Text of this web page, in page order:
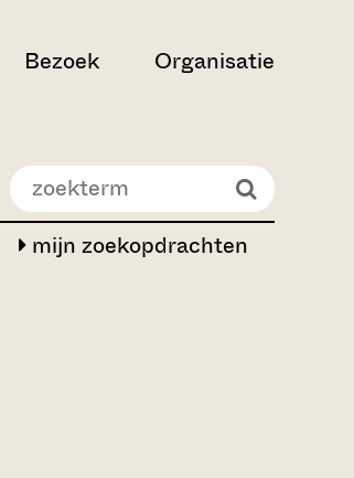
Bezoek Organisatie
mijn zoekopdrachten